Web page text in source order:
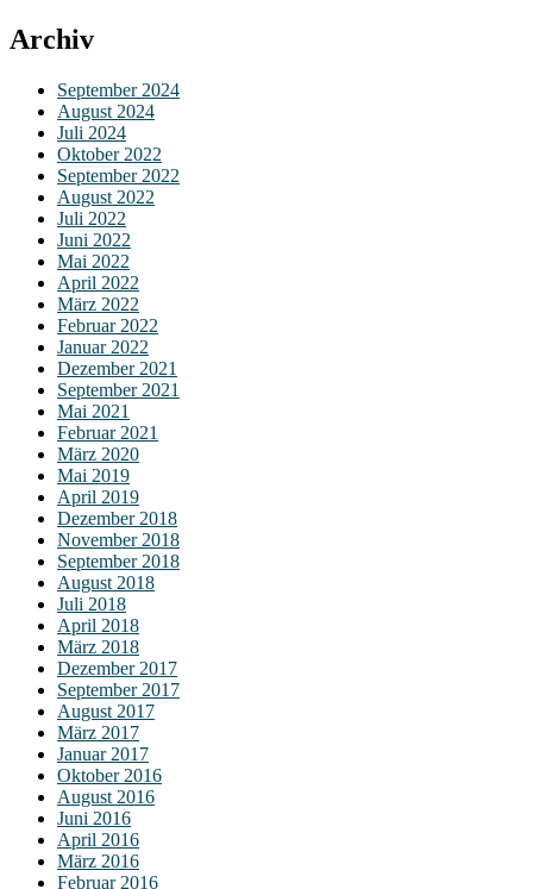
Archiv
September 2024
August 2024
Juli 2024
Oktober 2022
September 2022
August 2022
Juli 2022
Juni 2022
Mai 2022
April 2022
März 2022
Februar 2022
Januar 2022
Dezember 2021
September 2021
Mai 2021
Februar 2021
März 2020
Mai 2019
April 2019
Dezember 2018
November 2018
September 2018
August 2018
Juli 2018
April 2018
März 2018
Dezember 2017
September 2017
August 2017
März 2017
Januar 2017
Oktober 2016
August 2016
Juni 2016
April 2016
März 2016
Februar 2016